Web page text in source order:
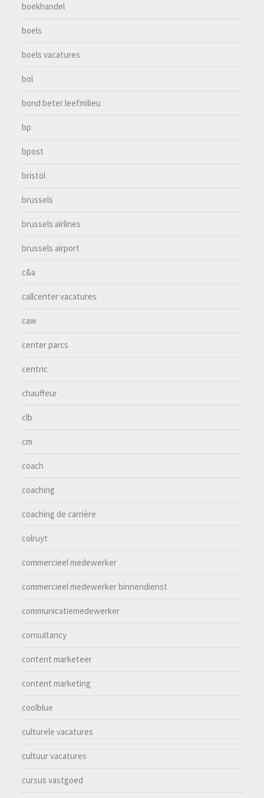
boekhandel
boels
boels vacatures
bol
bond beter leefmilieu
bp
bpost
bristol
brussels
brussels airlines
brussels airport
c&a
callcenter vacatures
caw
center parcs
centric
chauffeur
clb
cm
coach
coaching
coaching de carrière
colruyt
commercieel medewerker
commercieel medewerker binnendienst
communicatiemedewerker
consultancy
content marketeer
content marketing
coolblue
culturele vacatures
cultuur vacatures
cursus vastgoed